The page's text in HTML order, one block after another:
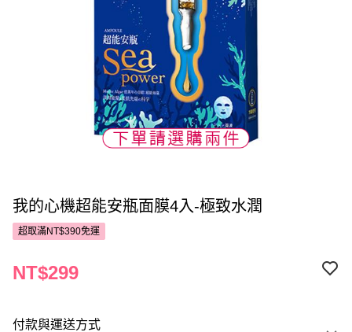
我的心機超能安瓶面膜4入-極致水潤
超取滿NT$390免運
NT$299
付款與運送方式